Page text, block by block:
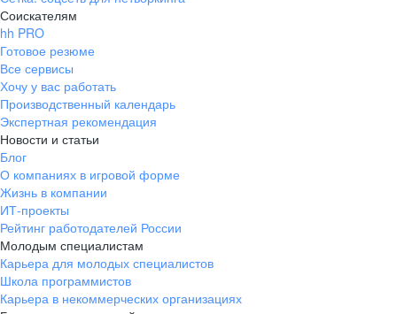
Соискателям
hh PRO
Готовое резюме
Все сервисы
Хочу у вас работать
Производственный календарь
Экспертная рекомендация
Новости и статьи
Блог
О компаниях в игровой форме
Жизнь в компании
ИТ-проекты
Рейтинг работодателей России
Молодым специалистам
Карьера для молодых специалистов
Школа программистов
Карьера в некоммерческих организациях